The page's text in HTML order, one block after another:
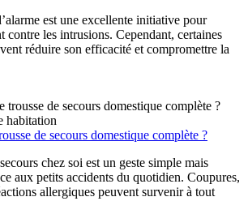
est une excellente initiative pour
contre les intrusions. Cependant, certaines
réduire son efficacité et compromettre la
habitation
de secours domestique complète ?
chez soi est un geste simple mais
aux petits accidents du quotidien. Coupures,
allergiques peuvent survenir à tout